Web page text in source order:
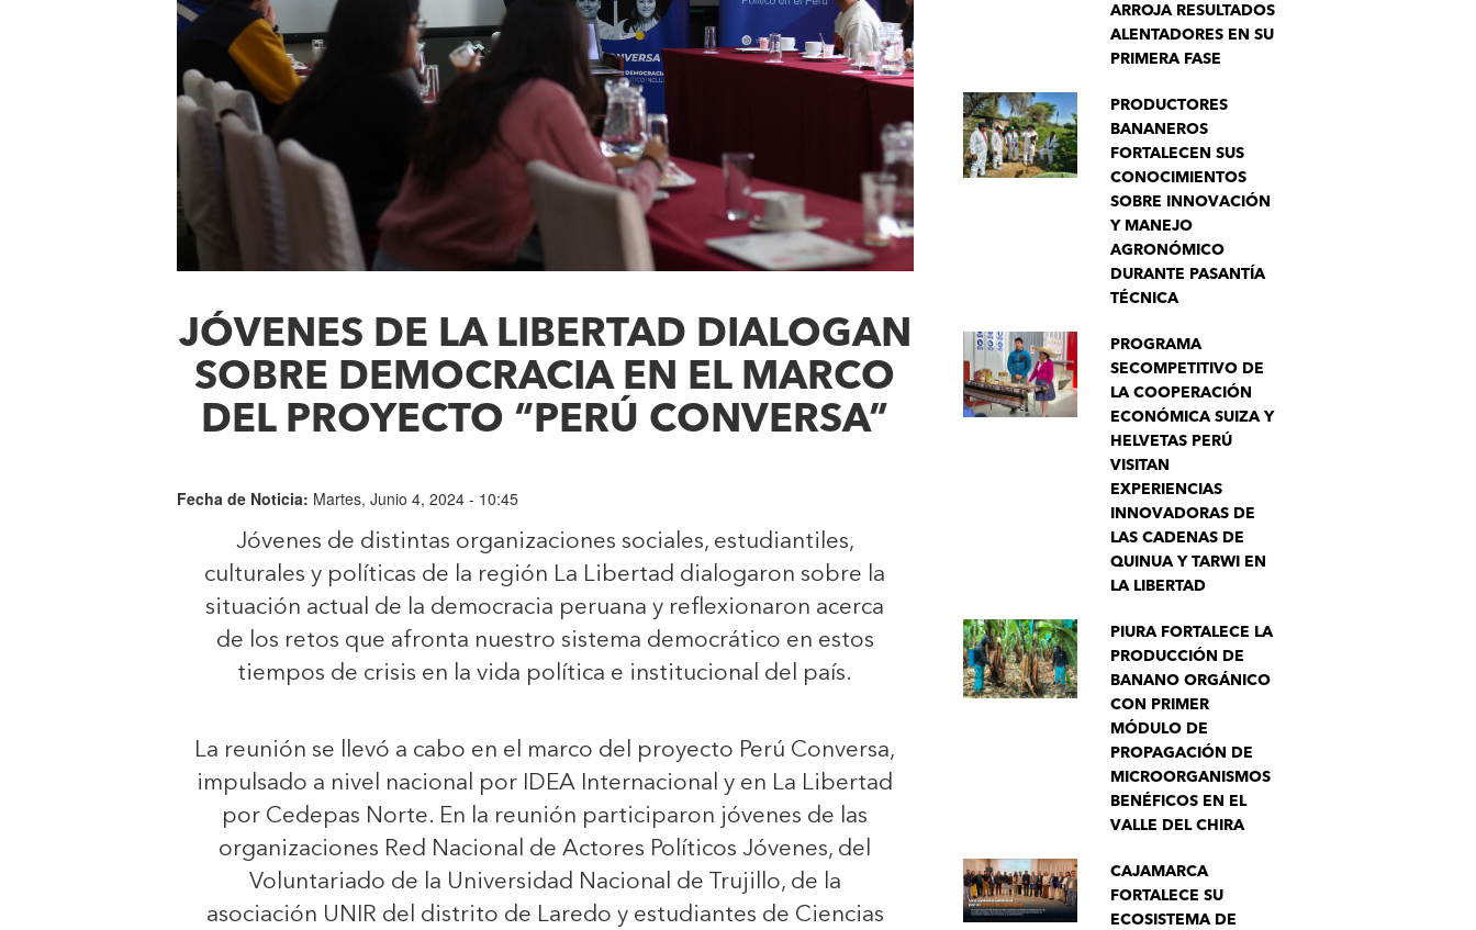
JÓVENES DE LA LIBERTAD DIALOGAN
SOBRE DEMOCRACIA EN EL MARCO
DEL PROYECTO “PERÚ CONVERSA”
Fecha de Noticia: Martes, Junio 4, 2024 - 10:45
Jóvenes de distintas organizaciones sociales, estudiantiles,
culturales y políticas de la región La Libertad dialogaron sobre la
situación actual de la democracia peruana y reflexionaron acerca
de los retos que afronta nuestro sistema democrático en estos
tiempos de crisis en la vida política e institucional del país.
La reunión se llevó a cabo en el marco del proyecto Perú Conversa,
impulsado a nivel nacional por IDEA Internacional y en La Libertad
por Cedepas Norte. En la reunión participaron jóvenes de las
organizaciones Red Nacional de Actores Políticos Jóvenes, del
Voluntariado de la Universidad Nacional de Trujillo, de la
asociación UNIR del distrito de Laredo y estudiantes de Ciencias
ARROJA RESULTADOS
ALENTADORES EN SU
PRIMERA FASE
PRODUCTORES
BANANEROS
FORTALECEN SUS
CONOCIMIENTOS
SOBRE INNOVACIÓN
Y MANEJO
AGRONÓMICO
DURANTE PASANTÍA
TÉCNICA
PROGRAMA
SECOMPETITIVO DE
LA COOPERACIÓN
ECONÓMICA SUIZA Y
HELVETAS PERÚ
VISITAN
EXPERIENCIAS
INNOVADORAS DE
LAS CADENAS DE
QUINUA Y TARWI EN
LA LIBERTAD
PIURA FORTALECE LA
PRODUCCIÓN DE
BANANO ORGÁNICO
CON PRIMER
MÓDULO DE
PROPAGACIÓN DE
MICROORGANISMOS
BENÉFICOS EN EL
VALLE DEL CHIRA
CAJAMARCA
FORTALECE SU
ECOSISTEMA DE